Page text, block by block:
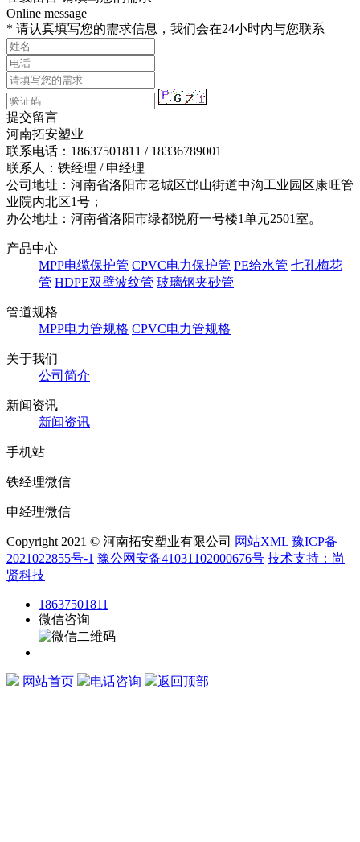
Online message
* 请认真填写您的需求信息，我们会在24小时内与您联系
提交留言
河南拓安塑业
联系电话：18637501811 / 18336789001
联系人：铁经理 / 申经理
公司地址：河南省洛阳市老城区邙山街道中沟工业园区康旺管
业院内北区1号；
办公地址：河南省洛阳市绿都悦府一号楼1单元2501室。
产品中心
MPP电缆保护管 CPVC电力保护管 PE给水管 七孔梅花
管 HDPE双壁波纹管 玻璃钢夹砂管
管道规格
MPP电力管规格 CPVC电力管规格
关于我们
公司简介
新闻资讯
新闻资讯
手机站
铁经理微信
申经理微信
Copyright 2021 © 河南拓安塑业有限公司 网站XML 豫ICP备
2021022855号-1 豫公网安备41031102000676号 技术支持：尚
贤科技
18637501811
微信咨询
网站首页 电话咨询 返回顶部